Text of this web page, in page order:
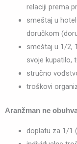
relaciji prema
smeštaj u
doručkom
smeštaj u 1/2,
svoje kupatilo,
stručno
troškovi
Aranžman ne
doplatu za 1/1